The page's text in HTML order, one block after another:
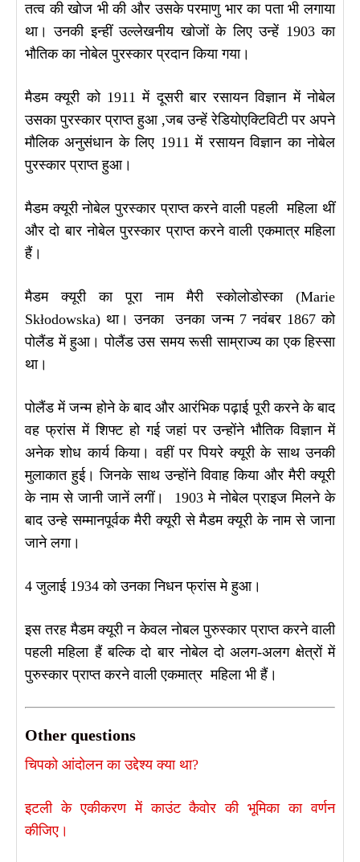
तत्व की खोज भी की और उसके परमाणु भार का पता भी लगाया
था। उनकी इन्हीं उल्लेखनीय खोजों के लिए उन्हें 1903 का
भौतिक का नोबेल पुरस्कार प्रदान किया गया।
मैडम क्यूरी को 1911 में दूसरी बार रसायन विज्ञान में नोबेल
उसका पुरस्कार प्राप्त हुआ ,जब उन्हें रेडियोएक्टिविटी पर अपने
मौलिक अनुसंधान के लिए 1911 में रसायन विज्ञान का नोबेल
पुरस्कार प्राप्त हुआ।
मैडम क्यूरी नोबेल पुरस्कार प्राप्त करने वाली पहली महिला थीं
और दो बार नोबेल पुरस्कार प्राप्त करने वाली एकमात्र महिला
हैं।
मैडम क्यूरी का पूरा नाम मैरी स्कोलोडोस्का (Marie
Skłodowska) था। उनका उनका जन्म 7 नवंबर 1867 को
पोलैंड में हुआ। पोलैंड उस समय रूसी साम्राज्य का एक हिस्सा
था।
पोलैंड में जन्म होने के बाद और आरंभिक पढ़ाई पूरी करने के बाद
वह फ्रांस में शिफ्ट हो गई जहां पर उन्होंने भौतिक विज्ञान में
अनेक शोध कार्य किया। वहीं पर पियरे क्यूरी के साथ उनकी
मुलाकात हुई। जिनके साथ उन्होंने विवाह किया और मैरी क्यूरी
के नाम से जानी जानें लगीं। 1903 मे नोबेल प्राइज मिलने के
बाद उन्हे सम्मानपूर्वक मैरी क्यूरी से मैडम क्यूरी के नाम से जाना
जाने लगा।
4 जुलाई 1934 को उनका निधन फ्रांस मे हुआ।
इस तरह मैडम क्यूरी न केवल नोबल पुरुस्कार प्राप्त करने वाली
पहली महिला हैं बल्कि दो बार नोबेल दो अलग-अलग क्षेत्रों में
पुरुस्कार प्राप्त करने वाली एकमात्र महिला भी हैं।
Other questions
चिपको आंदोलन का उद्देश्य क्या था?
इटली के एकीकरण में काउंट कैवोर की भूमिका का वर्णन
कीजिए।